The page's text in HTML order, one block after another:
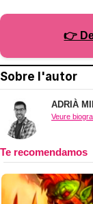
👉
Sobre l'autor
ADRIÀ
Veure